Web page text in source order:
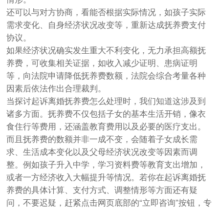
还可以与对方协商，看能否根据实际情况，如孩子实际
需求变化、自身经济状况改变等，重新达成抚养费支付
协议。
如果经济状况确实发生重大不利变化，无力承担高额抚
养费，可收集相关证据，如收入减少证明、患病证明
等，向法院申请降低抚养费数额，法院会综合考量各种
因素后依法作出合理裁判。
当探讨起诉离婚抚养费怎么处理时，我们知道这涉及到
诸多方面。抚养费不仅包括子女的基本生活开销，像衣
食住行等费用，还涵盖教育费用以及必要的医疗支出。
而且抚养费的数额并非一成不变，会随着子女成长需
求、生活成本变化以及父母经济状况改变等因素而调
整。例如孩子升入中学，学习资料费等教育支出增加，
或者一方经济收入大幅提升等情况。若你在起诉离婚抚
养费的具体计算、支付方式、调整情形等方面还有疑
问，不要迟疑，赶紧点击网页底部的“立即咨询”按钮，专